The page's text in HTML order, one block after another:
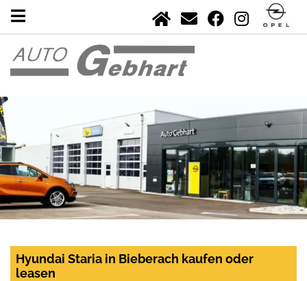
Hyundai Staria in Bieberach kaufen oder
leasen